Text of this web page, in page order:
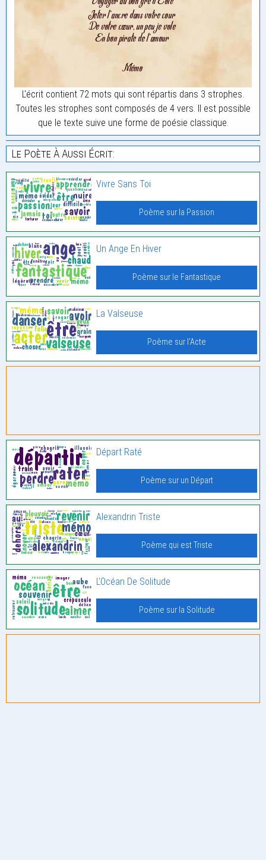
L'écrit contient 72 mots qui sont répartis dans 3 strophes.
Toutes les strophes sont composés de 4 vers. Il est possible
que le texte suive une forme de poésie classique.
Le Poète À Aussi Écrit:
Vivre Sans Toi
Poème sur la Passion
Un Ange En Hiver
Poème sur le Fantastique
La Valseuse
Poème sur l'Acte
Départ Raté
Poème sur un Départ
Alexandrin Triste
Poème qui est Triste
L’Océan De Solitude
Poème sur la Solitude